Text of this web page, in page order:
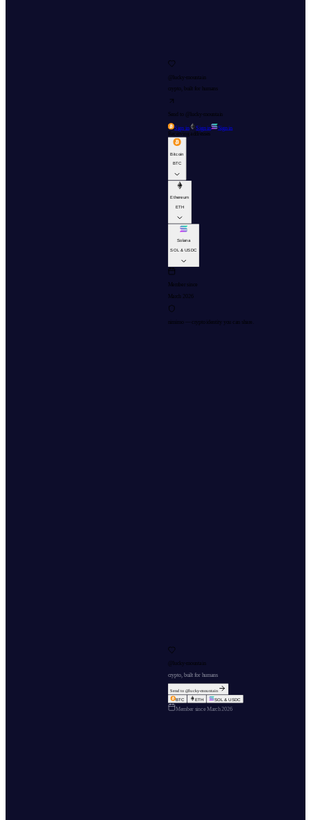
@lucky-mountain
crypto, built for humans
Send to @ lucky-mountain
Sign in Sign in Sign in
Receiving addresses
Bitcoin
BTC
Ethereum
ETH
Solana
SOL & USDC
Member since
March 2026
nimimo — crypto identity you can share.
@lucky-mountain
crypto, built for humans
Send to @lucky-mountain
BTC
ETH SOL & USDC
Member sinceMarch 2026